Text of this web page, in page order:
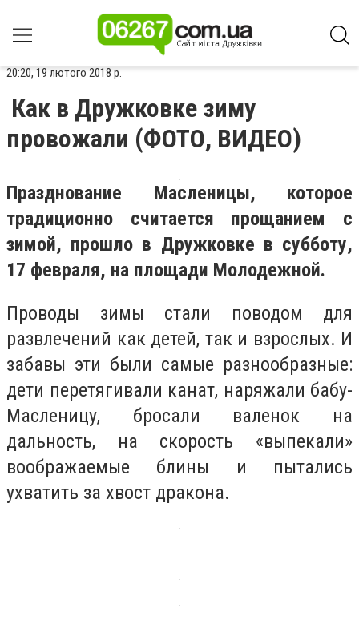
20:20, 19 лютого 2018 р.
Как в Дружковке зиму
провожали (ФОТО, ВИДЕО)
Празднование Масленицы, которое
традиционно считается прощанием с
зимой, прошло в Дружковке в субботу,
17 февраля, на площади Молодежной.
Проводы зимы стали поводом для
развлечений как детей, так и взрослых. И
забавы эти были самые разнообразные:
дети перетягивали канат, наряжали бабу-
Масленицу, бросали валенок на
дальность, на скорость «выпекали»
воображаемые блины и пытались
ухватить за хвост дракона.